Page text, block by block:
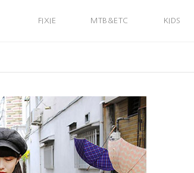
FIXIE MTB&ETC KIDS